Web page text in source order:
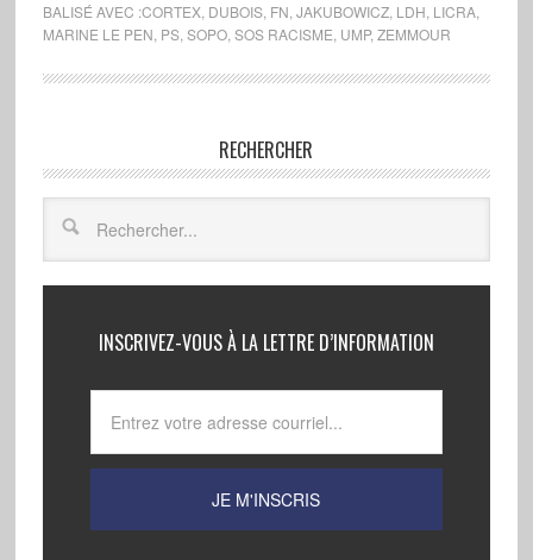
BALISÉ AVEC :CORTEX, DUBOIS, FN JAKUBOWICZ, LDH LICRA,
MARINE LE PEN PS, SOPO, SOS RACISME UMP, ZEMMOUR
RECHERCHER
INSCRIVEZ-VOUS À LA LETTRE D’INFORMATION